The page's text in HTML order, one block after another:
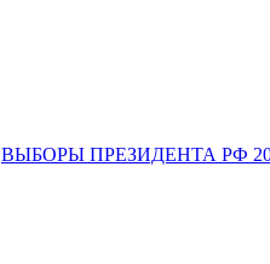
ВЫБОРЫ ПРЕЗИДЕНТА РФ